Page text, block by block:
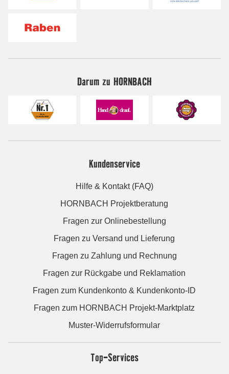
Darum zu HORNBACH
Kundenservice
Hilfe & Kontakt (FAQ)
HORNBACH Projektberatung
Fragen zur Onlinebestellung
Fragen zu Versand und Lieferung
Fragen zu Zahlung und Rechnung
Fragen zur Rückgabe und Reklamation
Fragen zum Kundenkonto & Kundenkonto-ID
Fragen zum HORNBACH Projekt-Marktplatz
Muster-Widerrufsformular
Top-Services